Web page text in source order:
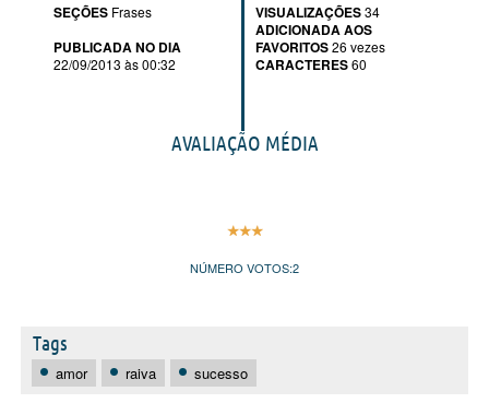
SEÇÕES Frases
PUBLICADA NO DIA
22/09/2013 às 00:32
VISUALIZAÇÕES34
ADICIONADA AOS
FAVORITOS26 vezes
CARACTERES60
AVALIAÇÃO MÉDIA
NÚMERO VOTOS:2
Tags
amor raiva sucesso